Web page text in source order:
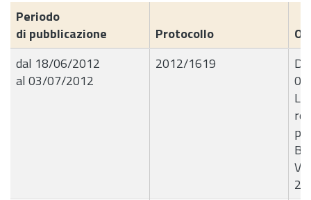
Periodo
di pubblicazione
Protocollo
dal 18/06/2012
al 03/07/2012
2012/1619